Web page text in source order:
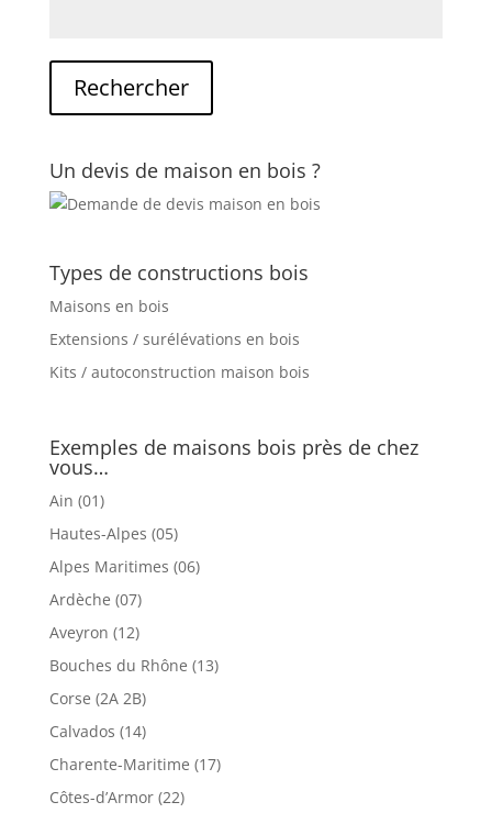
Un devis de maison en bois ?
Types de constructions bois
Maisons en bois
Extensions / surélévations en bois
Kits / autoconstruction maison bois
Exemples de maisons bois près de chez
vous…
Ain (01)
Hautes-Alpes (05)
Alpes Maritimes (06)
Ardèche (07)
Aveyron (12)
Bouches du Rhône (13)
Corse (2A 2B)
Calvados (14)
Charente-Maritime (17)
Côtes-d’Armor (22)